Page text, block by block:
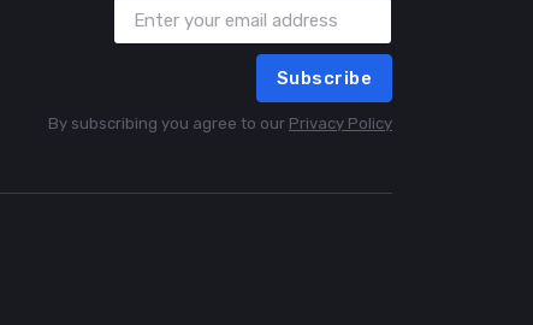
Subscribe
By subscribing you agree to our Privacy Policy